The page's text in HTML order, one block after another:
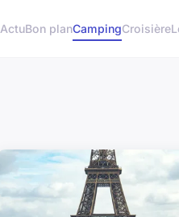
ActuBon planCampingCroisière